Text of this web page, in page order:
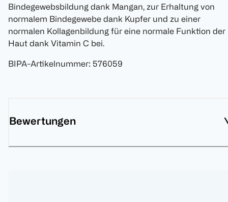
Bindegewebsbildung dank Mangan, zur Erhaltung von
normalem Bindegewebe dank Kupfer und zu einer
normalen Kollagenbildung für eine normale Funktion der
Haut dank Vitamin C bei.
BIPA-Artikelnummer: 576059
Bewertungen